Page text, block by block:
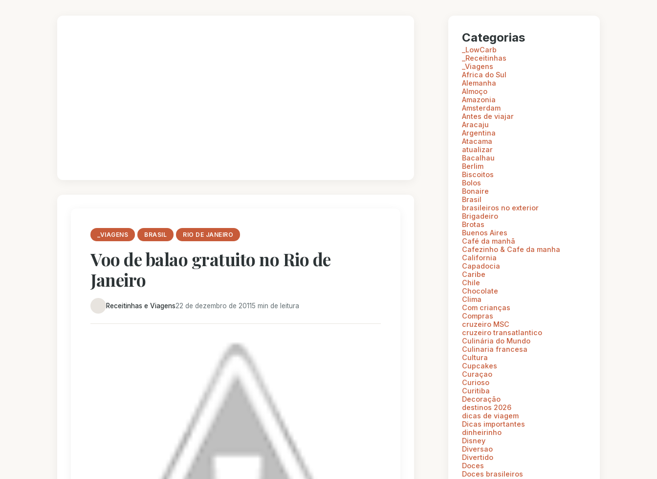
_VIAGENS BRASIL RIO DE JANEIRO
Voo de balao gratuito no Rio de
Janeiro
Receitinhas e Viagens22 de dezembro de 20115 min de leitura
Categorias
_LowCarb
_Receitinhas
_Viagens
Africa do Sul
Alemanha
Almoço
Amazonia
Amsterdam
Antes de viajar
Aracaju
Argentina
Atacama
atualizar
Bacalhau
Berlim
Biscoitos
Bolos
Bonaire
Brasil
brasileiros no exterior
Brigadeiro
Brotas
Buenos Aires
Café da manhã
Cafezinho & Cafe da manha
California
Capadocia
Caribe
Chile
Chocolate
Clima
Com crianças
Compras
cruzeiro MSC
cruzeiro transatlantico
Culinária do Mundo
Culinaria francesa
Cultura
Cupcakes
Curaçao
Curioso
Curitiba
Decoração
destinos 2026
dicas de viagem
Dicas importantes
dinheirinho
Disney
Diversao
Divertido
Doces
Doces brasileiros